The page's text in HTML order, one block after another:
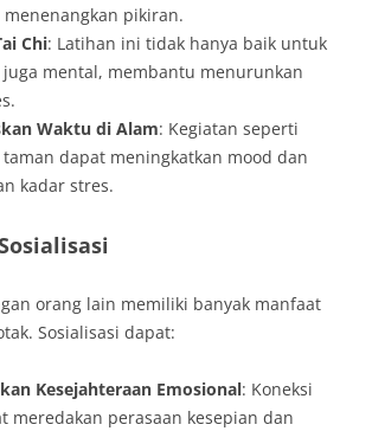
pikiran.
Chi: Latihan ini tidak hanya baik untuk
mental, membantu menurunkan
Waktu di Alam: Kegiatan seperti
dapat meningkatkan mood dan
kadar stres.
orang lain memiliki banyak manfaat
Sosialisasi dapat:
Kesejahteraan Emosional: Koneksi
meredakan perasaan kesepian dan